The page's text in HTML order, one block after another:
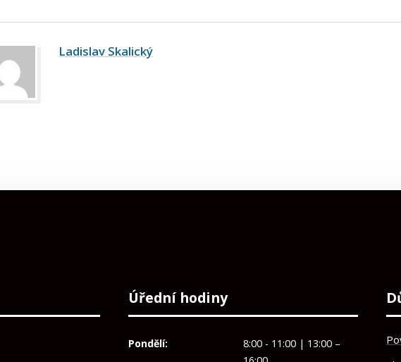
Ladislav Skalický
Úřední hodiny
Pondělí:
8:00 - 11:00 | 13:00 –